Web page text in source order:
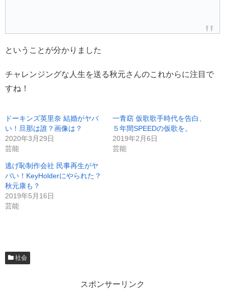
ということが分かりました
チャレンジングな人生を送る秋元さんのこれからに注目で
すね！
ドーキンズ英里奈 結婚がヤバ
い！旦那は誰？画像は？
2020年3月29日
芸能
一青窈 仮歌歌手時代を告白、
５年間SPEEDの仮歌を。
2019年2月6日
芸能
逃げ恥制作会社 民事再生がヤ
バい！KeyHolderにやられた？
秋元康も？
2019年5月16日
芸能
社会
スポンサーリンク